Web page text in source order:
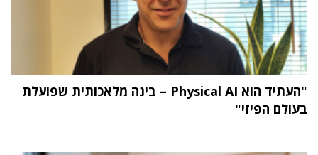
"העתיד הוא Physical AI – בינה מלאכותית שפועלת
בעולם הפיזי"